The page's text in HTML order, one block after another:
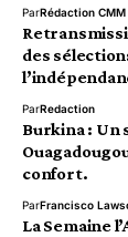
ParRédaction CMM
des
ParRedaction
Burkina : Un
confort.
ParFrancisco
La Semaine